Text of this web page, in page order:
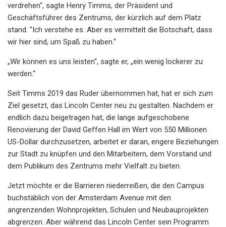
verdrehen“, sagte Henry Timms, der Präsident und
Geschäftsführer des Zentrums, der kürzlich auf dem Platz
stand. "Ich verstehe es. Aber es vermittelt die Botschaft, dass
wir hier sind, um Spaß zu haben.“
„Wir können es uns leisten“, sagte er, „ein wenig lockerer zu
werden.“
Seit Timms 2019 das Ruder übernommen hat, hat er sich zum
Ziel gesetzt, das Lincoln Center neu zu gestalten. Nachdem er
endlich dazu beigetragen hat, die lange aufgeschobene
Renovierung der David Geffen Hall im Wert von 550 Millionen
US-Dollar durchzusetzen, arbeitet er daran, engere Beziehungen
zur Stadt zu knüpfen und den Mitarbeitern, dem Vorstand und
dem Publikum des Zentrums mehr Vielfalt zu bieten.
Jetzt möchte er die Barrieren niederreißen, die den Campus
buchstäblich von der Amsterdam Avenue mit den
angrenzenden Wohnprojekten, Schulen und Neubauprojekten
abgrenzen. Aber während das Lincoln Center sein Programm